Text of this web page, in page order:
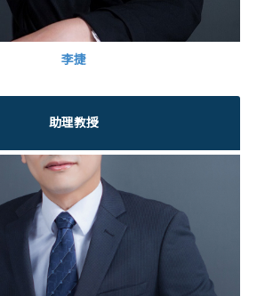
李捷
助理教授